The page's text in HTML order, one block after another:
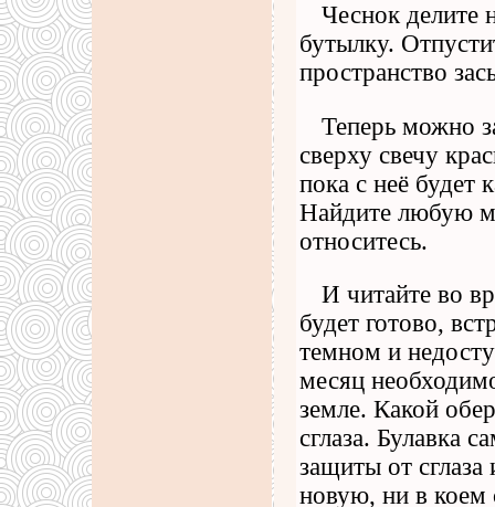
Чеснок делите
бутылку.
пространство
Теперь можно
сверху свечу
пока с неё будет
Найдите любую
относитесь.
И читайте во
будет готово,
темном и
месяц
земле. Какой
сглаза. Булавка
защиты от сглаза
новую, ни в коем